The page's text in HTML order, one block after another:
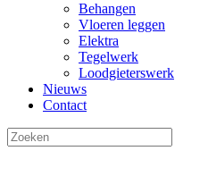
Behangen
Vloeren leggen
Elektra
Tegelwerk
Loodgieterswerk
Nieuws
Contact